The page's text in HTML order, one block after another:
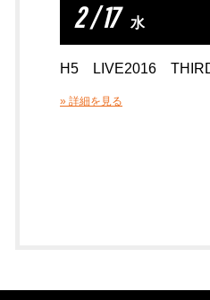
2 / 17 水
H5 LIVE2016
» 詳細を見る